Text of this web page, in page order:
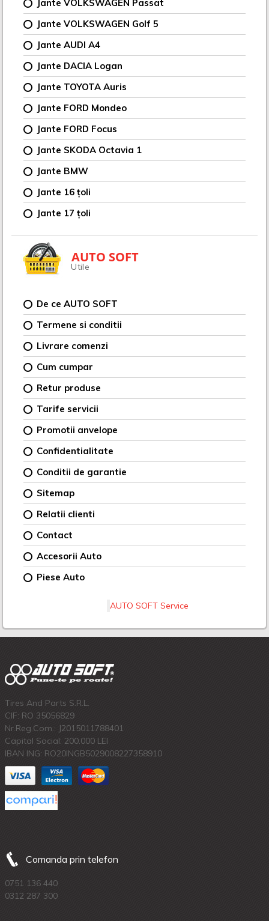
Jante VOLKSWAGEN Passat
Jante VOLKSWAGEN Golf 5
Jante AUDI A4
Jante DACIA Logan
Jante TOYOTA Auris
Jante FORD Mondeo
Jante FORD Focus
Jante SKODA Octavia 1
Jante BMW
Jante 16 țoli
Jante 17 țoli
AUTO SOFT
Utile
De ce AUTO SOFT
Termene si conditii
Livrare comenzi
Cum cumpar
Retur produse
Tarife servicii
Promotii anvelope
Confidentialitate
Conditii de garantie
Sitemap
Relatii clienti
Contact
Accesorii Auto
Piese Auto
AUTO SOFT Service
Tires And Parts S.R.L.
CIF: RO 35056829
Nr.Reg.Com.: J2015011788401
Capital Social: 200.000 LEI
IBAN ING: RO20INGB5029008227358910
Comanda prin telefon
0751 136 440
0312 287 300